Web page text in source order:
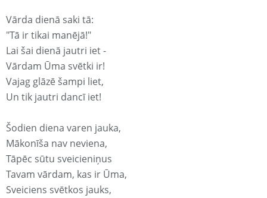
Vārda dienā saki tā:
"Tā ir tikai manējā!"
Lai šai dienā jautri iet -
Vārdam Ūma svētki ir!
Vajag glāzē šampi liet,
Un tik jautri dancī iet!
Šodien diena varen jauka,
Mākonīša nav neviena,
Tāpēc sūtu sveicieniņus
Tavam vārdam, kas ir Ūma,
Sveiciens svētkos jauks,